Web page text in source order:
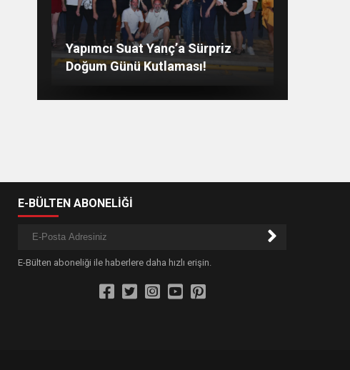
“Doktorlar 20 Yaşını Göremez
Demişti”… Ispartalı Çağlar
Özyiğit’in Derya BedavacıYapımcı Suat Yanç’a Sürpriz
Doğum Günü Kutlaması!
HARBİYE’DE ATA DEMİRER
Ercan Arda’dan yeni tekli… ‘Bu
sevda bitmez’
E-BÜLTEN ABONELİĞİ
E-Bülten aboneliği ile haberlere daha hızlı erişin.